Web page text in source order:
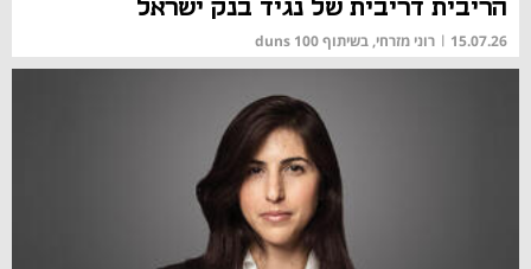
הריבית דריבית של נגיד בנק ישראל
15.07.26
| רוני מזרחי, בשיתוף duns 100